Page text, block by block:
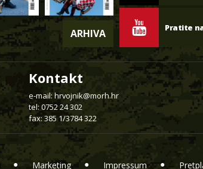
ARHIVA Pratite
Kontakt
e-mail: hrvojnik@morh.hr
tel: 0752 24 302
fax: 385 1/3784 322
Marketing Impressum